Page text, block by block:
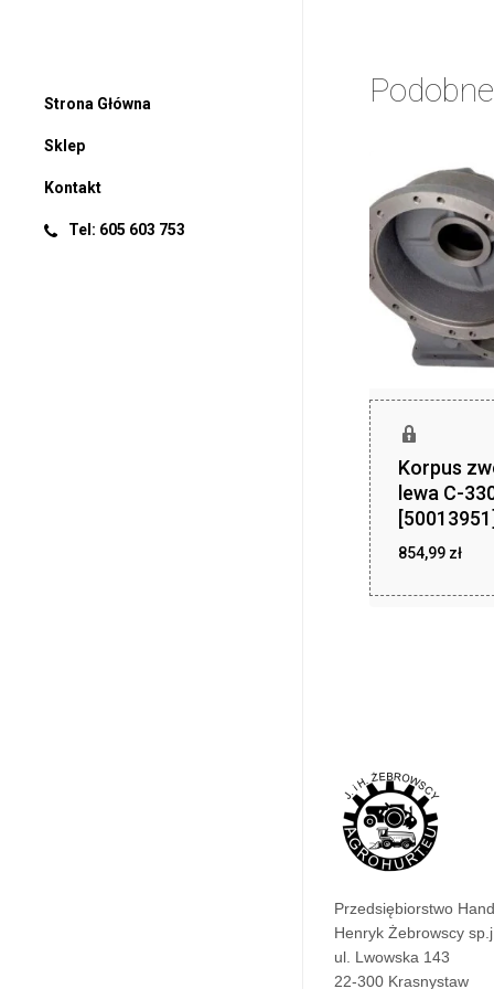
Strona Główna
Sklep
Kontakt
Tel: 605 603 753
Korpus
lewa C-
854,99 zł
Przedsiębiorstwo
Henryk Żebrowscy
ul. Lwowska 143
22-300 Krasnystaw